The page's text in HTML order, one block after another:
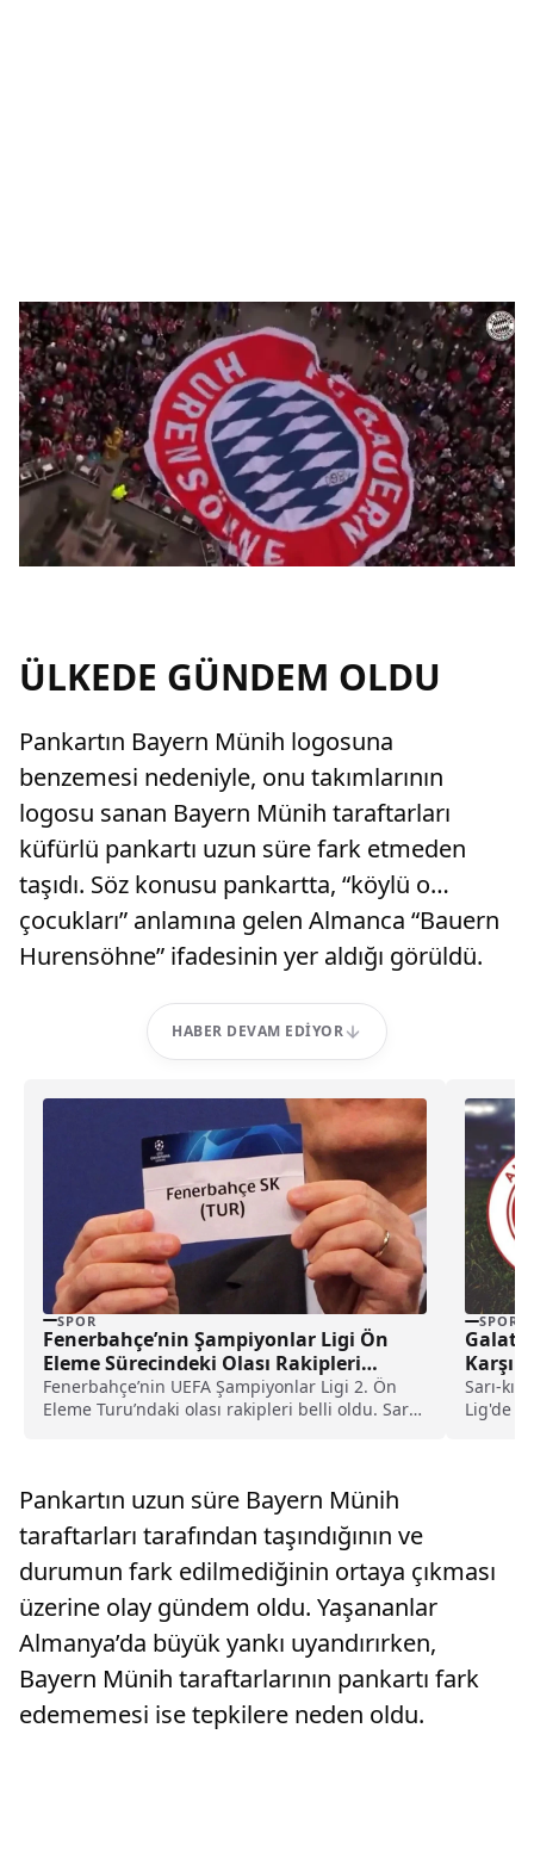
ÜLKEDE GÜNDEM OLDU
Pankartın Bayern Münih logosuna
benzemesi nedeniyle, onu takımlarının
logosu sanan Bayern Münih taraftarları
küfürlü pankartı uzun süre fark etmeden
taşıdı. Söz konusu pankartta, “köylü o…
çocukları” anlamına gelen Almanca “Bauern
Hurensöhne” ifadesinin yer aldığı görüldü.
HABER DEVAM EDIYOR
SPOR
Fenerbahçe’nin Şampiyonlar Ligi Ön
Eleme Sürecindeki Olası Rakipleri
Netleşti
Fenerbahçe’nin UEFA Şampiyonlar Ligi 2. Ön
Eleme Turu’ndaki olası rakipleri belli oldu. Sarı-
SPOR
Sarı-
Lig'de
Pankartın uzun süre Bayern Münih
taraftarları tarafından taşındığının ve
durumun fark edilmediğinin ortaya çıkması
üzerine olay gündem oldu. Yaşananlar
Almanya’da büyük yankı uyandırırken,
Bayern Münih taraftarlarının pankartı fark
edememesi ise tepkilere neden oldu.